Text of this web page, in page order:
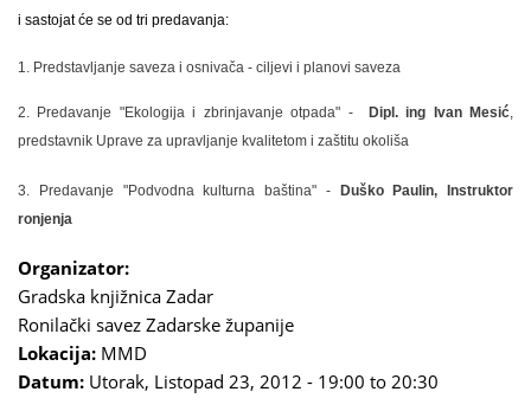
i sastojat će se od tri predavanja:
1. Predstavljanje saveza i osnivača - ciljevi i planovi saveza
2. Predavanje "Ekologija i zbrinjavanje otpada" - Dipl. ing Ivan Mesić,
predstavnik Uprave za upravljanje kvalitetom i zaštitu okoliša
3. Predavanje "Podvodna kulturna baština" -
Duško Paulin, Instruktor
ronjenja
Organizator:
Gradska knjižnica Zadar
Ronilački savez Zadarske županije
Lokacija: MMD
Datum: Utorak, Listopad 23, 2012 - 19:00 to 20:30